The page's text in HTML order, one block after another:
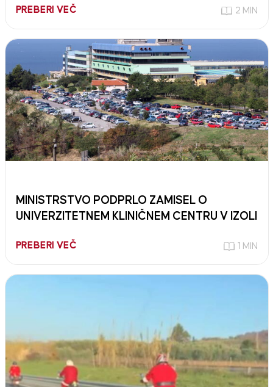
PREBERI VEČ 2 MIN
MINISTRSTVO PODPRLO ZAMISEL O
UNIVERZITETNEM KLINIČNEM CENTRU V IZOLI
PREBERI VEČ 1 MIN